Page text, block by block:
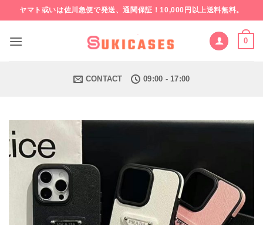
to
content
ヤマト或いは佐川急便で発送、通関保証！10,000円以上送料無料。
0
CONTACT 09:00 - 17:00